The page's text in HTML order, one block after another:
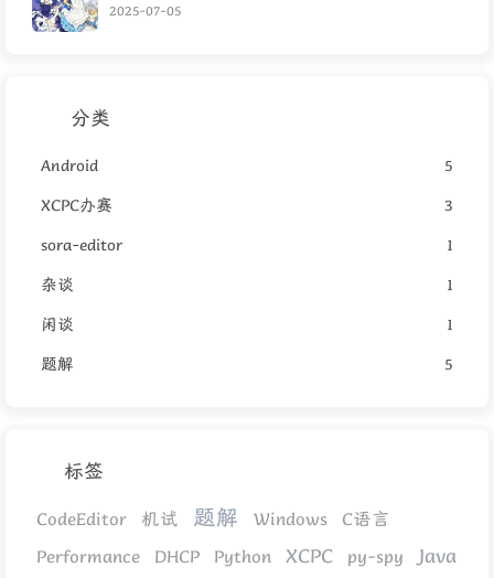
2025-07-05
分类
Android
5
XCPC办赛
3
sora-editor
1
杂谈
1
闲谈
1
题解
5
标签
CodeEditor 机试 题解 Windows
C语言
Performance
DHCP Python XCPC py-spy Java